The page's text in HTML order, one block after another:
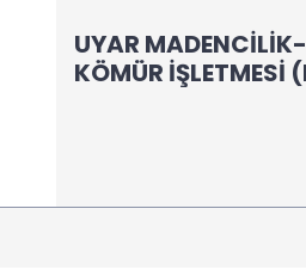
UYAR
KÖMÜR İŞLETMESİ